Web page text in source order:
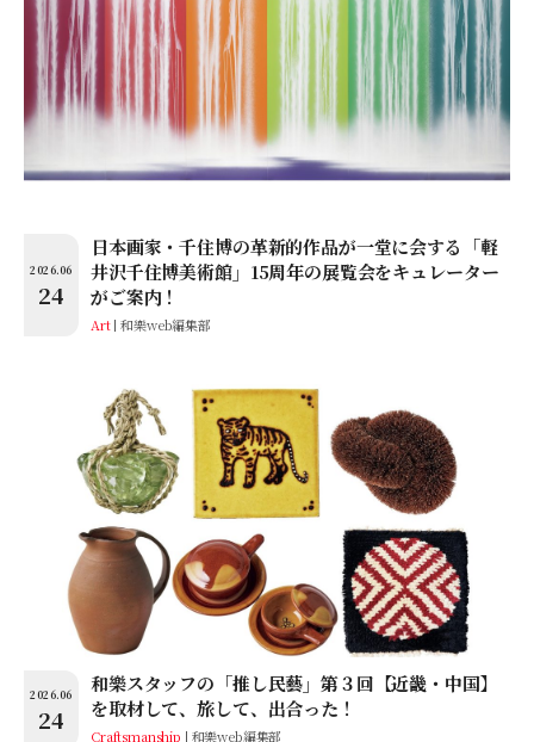
2026.06
24
日本画家・千住博の革新的作品が一堂に会する「軽
井沢千住博美術館」15周年の展覧会をキュレーター
がご案内！
Art 和樂web編集部
2026.06
24
和樂スタッフの「推し民藝」第３回【近畿・中国】
を取材して、旅して、出合った！
Craftsmanship 和樂web編集部